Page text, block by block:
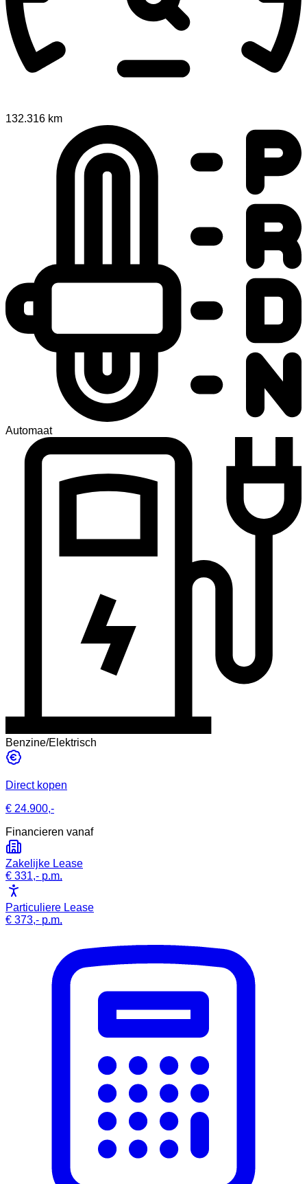
132.316 km
Automaat
Benzine/Elektrisch
Direct kopen
€ 24.900,-
Financieren vanaf
Zakelijke Lease
€ 331,- p.m.
Particuliere Lease
€ 373,- p.m.